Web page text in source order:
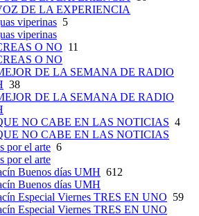
DE LA EXPERIENCIA
viperinas 5
viperinas
O NO 11
O NO
DE LA SEMANA DE RADIO
38
DE LA SEMANA DE RADIO
NO CABE EN LAS NOTICIAS 4
NO CABE EN LAS NOTICIAS
por el arte 6
por el arte
Buenos días UMH 612
Buenos días UMH
Especial Viernes TRES EN UNO 59
Especial Viernes TRES EN UNO